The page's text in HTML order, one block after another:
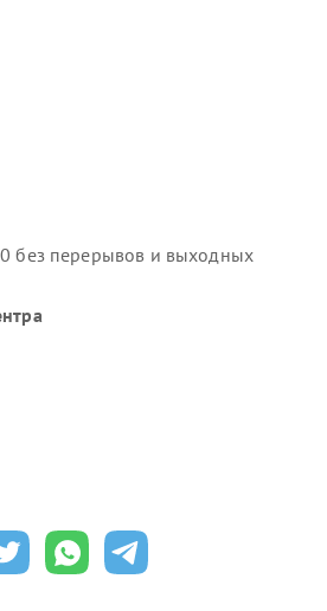
без перерывов и выходных